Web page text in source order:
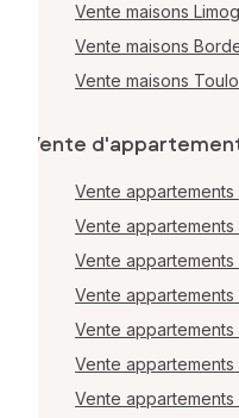
Vente maisons
Vente maisons
Vente maisons
Vente
Vente appartements
Vente appartements
Vente appartements
Vente appartements
Vente appartements
Vente appartements
Vente appartements